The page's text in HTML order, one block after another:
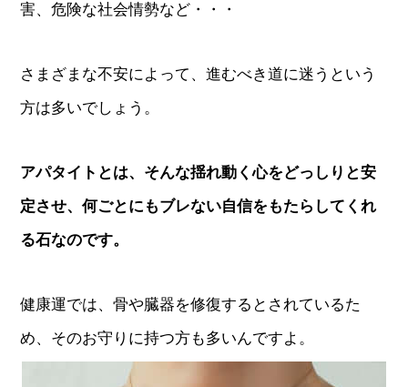
害、危険な社会情勢など・・・
さまざまな不安によって、進むべき道に迷うという
方は多いでしょう。
アパタイトとは、そんな揺れ動く心をどっしりと安
定させ、何ごとにもブレない自信をもたらしてくれ
る石なのです。
健康運では、骨や臓器を修復するとされているた
め、そのお守りに持つ方も多いんですよ。